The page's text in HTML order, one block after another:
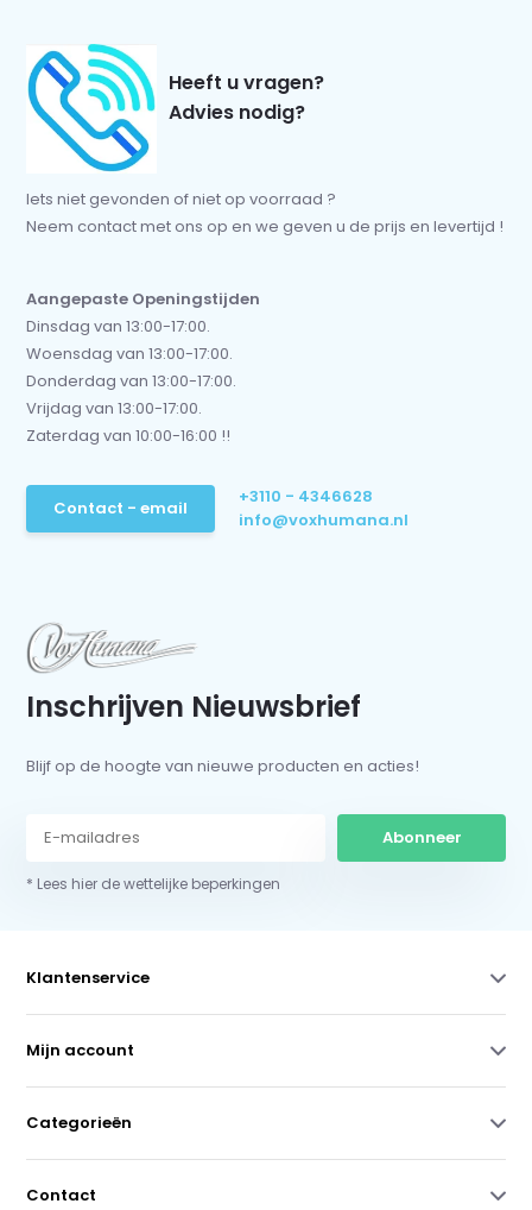
Heeft u vragen?
Advies nodig?
Iets niet gevonden of niet op voorraad ?
Neem contact met ons op en we geven u de prijs en levertijd !
Aangepaste Openingstijden
Dinsdag van 13:00-17:00.
Woensdag van 13:00-17:00.
Donderdag van 13:00-17:00.
Vrijdag van 13:00-17:00.
Zaterdag van 10:00-16:00 !!
Contact - email
+3110 - 4346628
info@voxhumana.nl
Inschrijven Nieuwsbrief
Blijf op de hoogte van nieuwe producten en acties!
Abonneer
* Lees hier de wettelijke beperkingen
Klantenservice
Mijn account
Categorieën
Contact